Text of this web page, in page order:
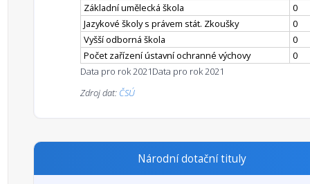
Základní umělecká škola
0
Jazykové školy s právem stát. Zkoušky
0
Vyšší odborná škola
0
Počet zařízení ústavní ochranné výchovy
0
Data pro rok 2021Data pro rok 2021
Zdroj dat: ČSÚ
Národní dotační tituly